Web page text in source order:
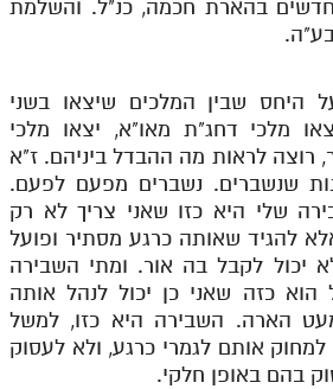
חדשים בהארת חכמה, כנ"ל. והשלמת
היחס שבין המלכים שיצאו בשני
מלכי דחג"ת מאו"א, יצאו מלכי
רוצה לראות מה ההבדל ביניהם. ז"א
שנשברים. נשברים מפעם לפעם.
שלי היא כזו שאני צריך לא רק
להגיד שאותה כרגע מסתיר ופועל
יכול לקבל בה אור. ומתי השבירה
הוא כזה שאני כן יכול לנהל אותה
הארה. השבירה היא כזו, למשל
למחוק אותם לגמרי כרגע, ולא לעסוק
בהם באופן חלקי.